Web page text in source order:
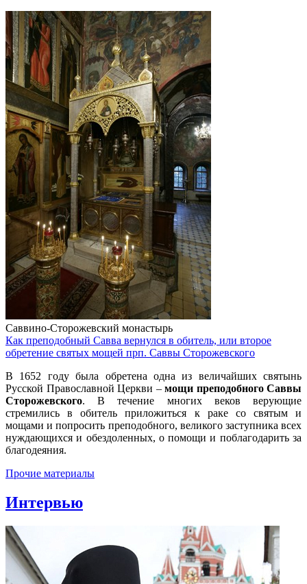
Саввино-Сторожевский монастырь
Как преподобный Савва вернулся в обитель, или второе
обретение святых мощей прп. Саввы Сторожевского
В 1652 году была обретена одна из величайших святынь
Русской Православной Церкви – мощи преподобного Саввы
Сторожевского. В течение многих веков верующие
стремились в обитель приложиться к раке со святым и
мощами и попросить преподобного, великого заступника всех
нуждающихся и обездоленных, о помощи и поблагодарить за
благодеяния.
Прочие материалы
Интервью